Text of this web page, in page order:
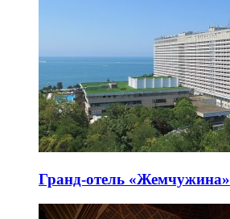
Гранд-отель «Жемчужина»